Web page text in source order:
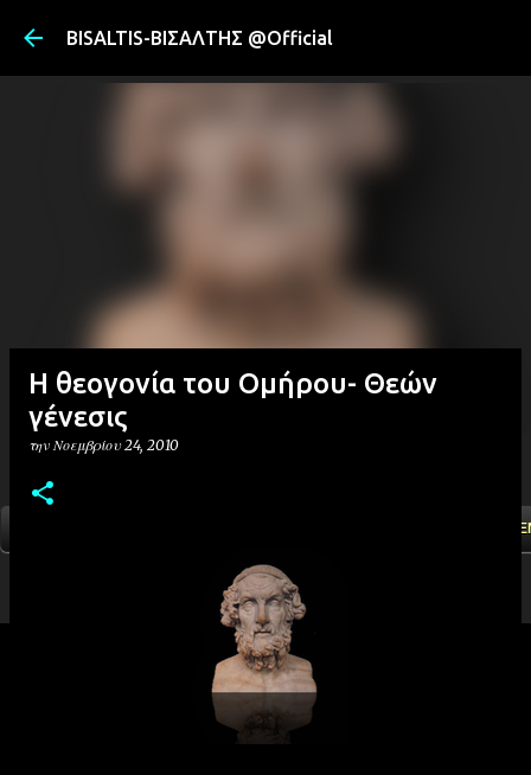
BISALTIS-ΒΙΣΑΛΤΗΣ @Official
Η θεογονία του Ομήρου- Θεών
γένεσις
την Νοεμβρίου 24, 2010